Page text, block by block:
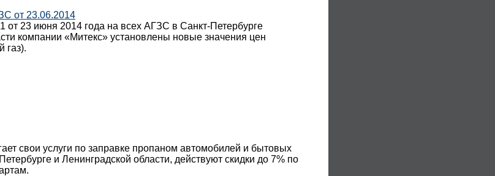
от 23.06.2014
от 23 июня 2014 года на всех АГЗС в Санкт-Петербурге
компании «Митекс» установлены новые значения цен
газ).
свои услуги по заправке пропаном автомобилей и бытовых
и Ленинградской области, действуют скидки до 7% по